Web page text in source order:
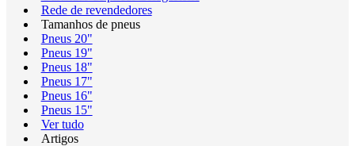
Rede de revendedores
Tamanhos de pneus
Pneus 20"
Pneus 19"
Pneus 18"
Pneus 17"
Pneus 16"
Pneus 15"
Ver tudo
Artigos